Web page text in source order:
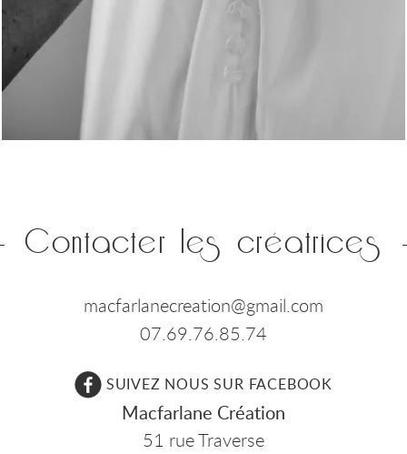
Contacter les créatrices
macfarlanecreation@gmail.com
07.69.76.85.74
SUIVEZ NOUS SUR FACEBOOK
Macfarlane Création
51 rue Traverse